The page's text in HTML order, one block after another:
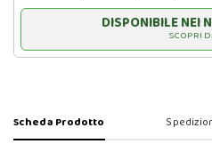
DISPONIBILE NEI
SCOPRI
Scheda Prodotto